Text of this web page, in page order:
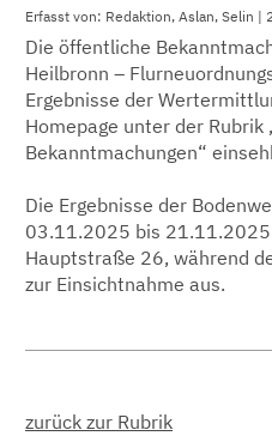
Erfasst von: Redaktion, Aslan, Selin |
Die öffentliche
Heilbronn –
Ergebnisse der
Homepage unter der Rubrik
Bekanntmachungen“
Die Ergebnisse der
03.11.2025 bis 21.11.2025
Hauptstraße 26, während
zur Einsichtnahme aus.
zurück zur Rubrik